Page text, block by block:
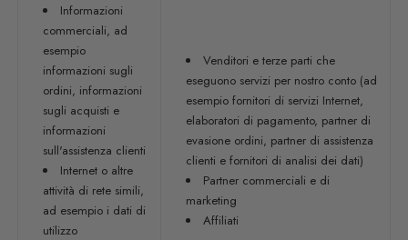
Informazioni
commerciali, ad
esempio
informazioni sugli
ordini, informazioni
sugli acquisti e
informazioni
sull'assistenza clienti
Internet o altre
attività di rete simili,
ad esempio i dati di
utilizzo
Venditori e terze parti che
eseguono servizi per nostro conto (ad
esempio fornitori di servizi Internet,
elaboratori di pagamento, partner di
evasione ordini, partner di assistenza
clienti e fornitori di analisi dei dati)
Partner commerciali e di
marketing
Affiliati